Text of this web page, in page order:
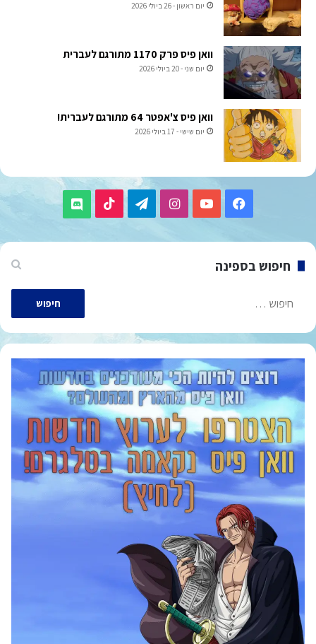
יום ראשון - 26 ביולי 2026
וואן פיס פרק 1170 מתורגם לעברית
יום שני - 20 ביולי 2026
וואן פיס צ'אפטר 64 מתורגם לעברית!
יום שישי - 17 ביולי 2026
Facebook
YouTube
Instagram
Telegram
TikTok
Discord
חיפוש בספינה
חיפוש: